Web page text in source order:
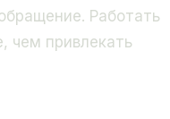
Работать
чем привлекать